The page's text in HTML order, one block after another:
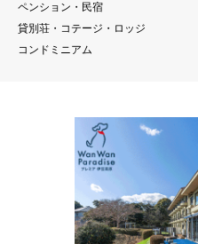
ペンション・民宿
貸別荘・コテージ・ロッジ
コンドミニアム